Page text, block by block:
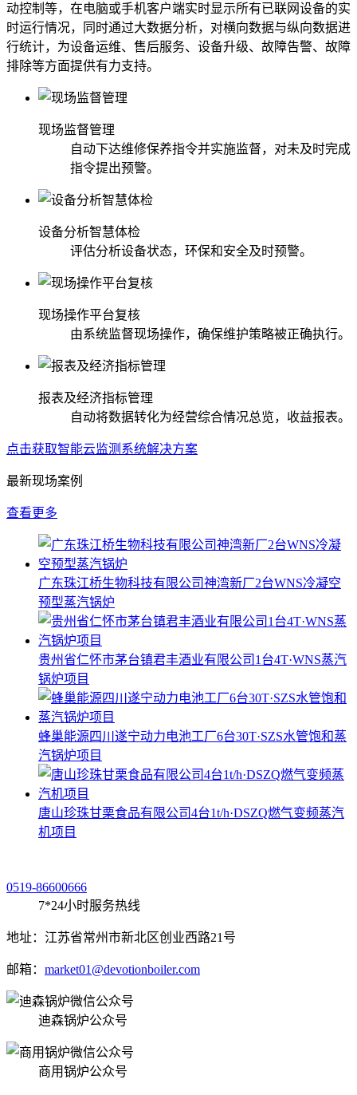
动控制等，在电脑或手机客户端实时显示所有已联网设备的实
时运行情况，同时通过大数据分析，对横向数据与纵向数据进
行统计，为设备运维、售后服务、设备升级、故障告警、故障
排除等方面提供有力支持。
现场监督管理
自动下达维修保养指令并实施监督，对未及时完成
指令提出预警。
设备分析智慧体检
评估分析设备状态，环保和安全及时预警。
现场操作平台复核
由系统监督现场操作，确保维护策略被正确执行。
报表及经济指标管理
自动将数据转化为经营综合情况总览，收益报表。
点击获取智能云监测系统解决方案
最新现场案例
查看更多
广东珠江桥生物科技有限公司神湾新厂2台WNS冷凝空
预型蒸汽锅炉
贵州省仁怀市茅台镇君丰酒业有限公司1台4T·WNS蒸汽
锅炉项目
蜂巢能源四川遂宁动力电池工厂6台30T·SZS水管饱和蒸
汽锅炉项目
唐山珍珠甘栗食品有限公司4台1t/h·DSZQ燃气变频蒸汽
机项目
0519-86600666
7*24小时服务热线
地址：江苏省常州市新北区创业西路21号
邮箱： market01@devotionboiler.com
迪森锅炉公众号
商用锅炉公众号